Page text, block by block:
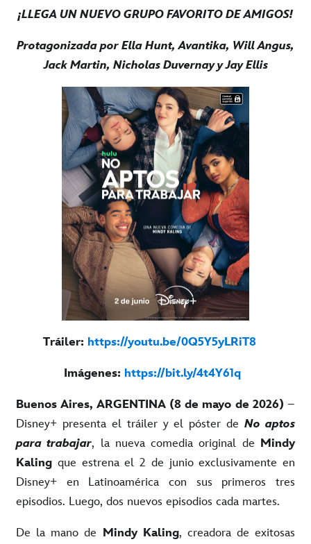
¡LLEGA UN NUEVO GRUPO FAVORITO DE AMIGOS!
Protagonizada por Ella Hunt, Avantika, Will Angus,
Jack Martin, Nicholas Duvernay y Jay Ellis
Tráiler: https://youtu.be/0Q5Y5yLRiT8
Imágenes: https://bit.ly/4t4Y61q
Buenos Aires, ARGENTINA (8 de mayo de 2026) –
Disney+ presenta el tráiler y el póster deNo aptos
para trabajar, la nueva comedia original de Mindy
Kaling que estrena el 2 de junio exclusivamente en
Disney+ en Latinoamérica con sus primeros tres
episodios. Luego, dos nuevos episodios cada martes.
De la mano de Mindy Kaling, creadora de exitosas